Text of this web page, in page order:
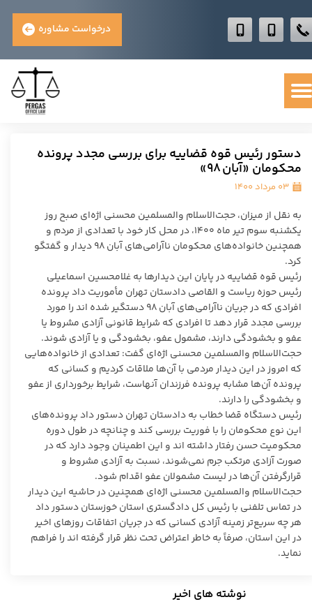
درخواست مشاوره
دستور رئیس قوه قضاییه برای بررسی مجدد پرونده
محکومان «آبان ۹۸»
۰۳ مرداد ۱۴۰۰
به نقل از میزان، حجت‌الاسلام والمسلمین محسنی اژه‌ای صبح روز
یکشنبه سوم تیر ماه ۱۴۰۰، در محل کار خود با تعدادی از مردم و
همچنین خانواده‌های محکومان ناآرامی‌های آبان ۹۸ دیدار و گفتگو
کرد.
رئیس قوه قضاییه در پایان این دیدار‌ها به غلامحسین اسماعیلی
رئیس حوزه ریاست و القاصی دادستان تهران مأموریت داد پرونده
افرادی که در جریان ناآرامی‌های آبان ۹۸ دستگیر شده اند را مورد
بررسی مجدد قرار دهد تا افرادی که شرایط قانونی آزادی مشروط یا
عفو و بخشودگی دارند، مشمول عفو، بخشودگی و یا آزادی شوند.
حجت‌الاسلام والمسلمین محسنی اژه‌ای گفت: تعدادی از خانواده‌هایی
که امروز در این دیدار مردمی با آن‌ها ملاقات کردیم و کسانی که
پرونده آن‌ها مشابه پرونده فرزندان آنهاست، شرایط برخورداری از عفو
و بخشودگی را دارند.
رئیس دستگاه قضا خطاب به دادستان تهران دستور داد پرونده‌های
این نوع محکومان را با فوریت بررسی کند و چنانچه در طول دوره
محکومیت حسن رفتار داشته اند و این اطمینان وجود دارد که در
صورت آزادی مرتکب جرم نمی‌شوند، نسبت به آزادی مشروط و
قرارگرفتن آن‌ها در لیست مشمولان عفو اقدام شود.
حجت‌الاسلام والمسلمین محسنی اژه‌ای همچنین در حاشیه این دیدار
در تماس تلفنی با رئیس کل دادگستری استان خوزستان دستور داد
هر چه سریع‌تر زمینه آزادی کسانی که در جریان اتفاقات روز‌های اخیر
در این استان، صرفاً به خاطر اعتراض تحت نظر قرار گرفته اند را فراهم
نماید.
نوشته های اخیر